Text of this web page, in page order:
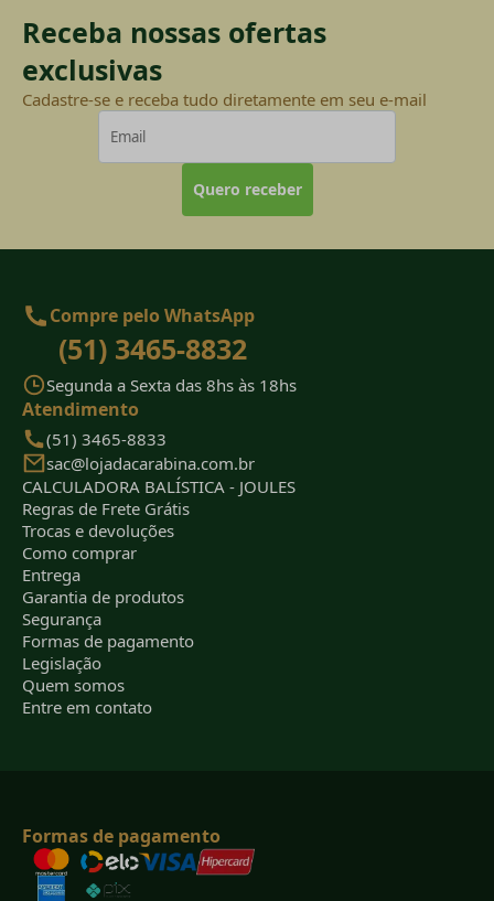
Receba nossas ofertas
exclusivas
Cadastre-se e receba tudo diretamente em seu e-mail
Quero receber
Compre pelo WhatsApp
(51) 3465-8832
Segunda a Sexta das 8hs às 18hs
Atendimento
(51) 3465-8833
sac@lojadacarabina.com.br
CALCULADORA BALÍSTICA - JOULES
Regras de Frete Grátis
Trocas e devoluções
Como comprar
Entrega
Garantia de produtos
Segurança
Formas de pagamento
Legislação
Quem somos
Entre em contato
Formas de pagamento